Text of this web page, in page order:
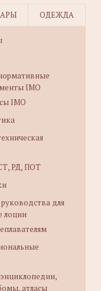
ОДЕЖДА
IMO
IMO
РД, ПОТ
для
лоции
атласы